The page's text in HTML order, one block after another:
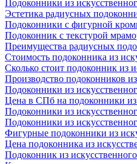
Подоконники из
Эстетика радиусных
Подоконники с фигурной
Подоконник с текстурой
Преимущества радиусных
Стоимость подоконника из
Сколько стоит подоконник из
Производство подоконников
Подоконники из
Цена в СПб на подоконники из
Подоконники из
Подоконники из
Фигурные подоконники из
Цена подоконника из
Подоконник из